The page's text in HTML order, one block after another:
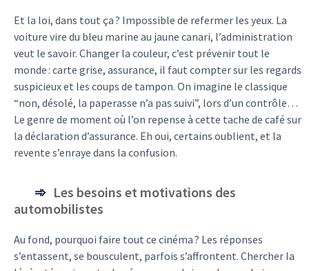
Et la loi, dans tout ça ? Impossible de refermer les yeux. La
voiture vire du bleu marine au jaune canari, l’administration
veut le savoir. Changer la couleur, c’est prévenir tout le
monde : carte grise, assurance, il faut compter sur les regards
suspicieux et les coups de tampon. On imagine le classique
“non, désolé, la paperasse n’a pas suivi”, lors d’un contrôle…
Le genre de moment où l’on repense à cette tache de café sur
la déclaration d’assurance. Eh oui, certains oublient, et la
revente s’enraye dans la confusion.
Les besoins et motivations des
automobilistes
Au fond, pourquoi faire tout ce cinéma ? Les réponses
s’entassent, se bousculent, parfois s’affrontent. Chercher la